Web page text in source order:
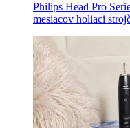
Philips Head Pro
mesiacov holiaci